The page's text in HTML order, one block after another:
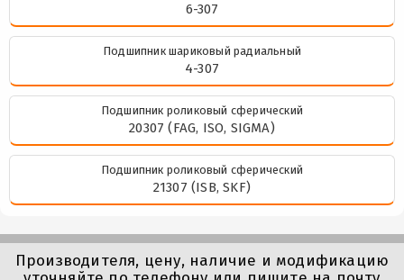
6-307
Подшипник шариковый радиальный
4-307
Подшипник роликовый сферический
20307 (FAG, ISO, SIGMA)
Подшипник роликовый сферический
21307 (ISB, SKF)
Производителя, цену, наличие и модификацию